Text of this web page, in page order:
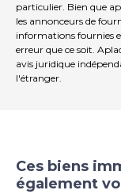
particulier. Bien que
les annonceurs de
informations fournies
erreur que ce soit.
avis juridique
l'étranger.
Ces biens
également